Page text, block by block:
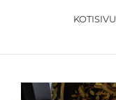
Tietoja
Kuljetus
KOTISIVU